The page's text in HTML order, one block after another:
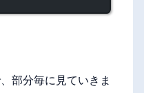
部分毎に見ていきま